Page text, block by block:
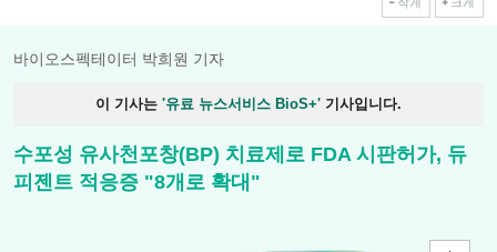
바이오스펙테이터 박희원 기자
이 기사는 '유료 뉴스서비스 BioS+' 기사입니다.
수포성 유사천포창(BP) 치료제로 FDA 시판허가, 듀
피젠트 적응증 "8개로 확대"